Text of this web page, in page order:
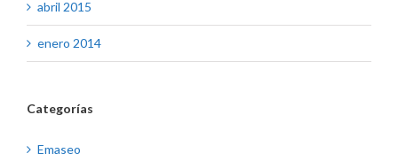
abril 2015
enero 2014
Categorías
Emaseo